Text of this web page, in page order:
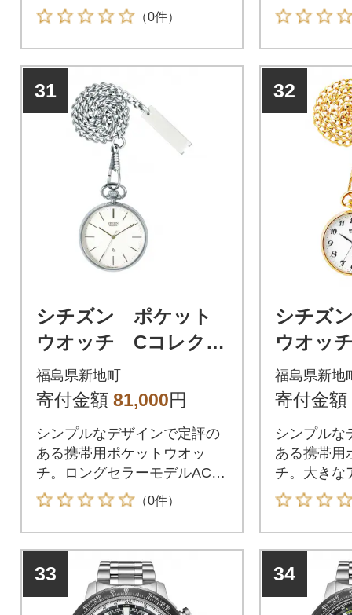
にバンドを替えられる、待望
のhikari collection Square 2wa
y Model
（0件）
にバンドを
のhikari
y Model
31
シチズン ポケット
ウオッチ Cコレクシ
ョンペア BC0420-61
A
福島県新地町
寄付金額 81,000円
シンプルなデザインで定評の
ある携帯用ポケットウオッ
チ。ロングセラーモデルACZ5
7-0461のチェーンがステンレ
ス製にバージョンアップして
再登場しました。
（0件）
32
シチズ
ウオッ
ョンペ
A
福島県新地
寄付金額
シンプルな
ある携帯用
チ。大きな
板が見や
ザイン。さ
してポケッ
みたい方へ
33 34